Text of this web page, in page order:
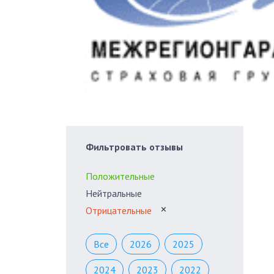
Фильтровать отзывы
Положительные
Нейтральные
Отрицательные
✕
Все 2026 2025
2024 2023 2022